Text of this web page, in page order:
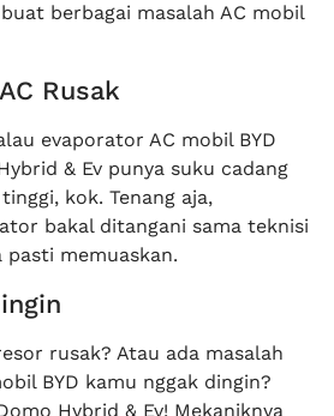
buat berbagai masalah AC mobil
Rusak
evaporator AC mobil BYD
& Ev punya suku cadang
kok. Tenang aja,
bakal ditangani sama teknisi
pasti memuaskan.
rusak? Atau ada masalah
BYD kamu nggak dingin?
Hybrid & Ev! Mekaniknya